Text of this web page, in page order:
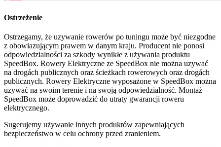
Ostrzeżenie
Ostrzegamy, że uzywanie rowerów po tuningu może być niezgodne
z obowiazującym prawem w danym kraju. Producent nie ponosi
odpowiedzialności za szkody wynikłe z używania produktu
SpeedBox. Rowery Elektryczne ze SpeedBox nie można uzywać
na drogách publicznych oraz ścieżkach rowerowych oraz drogách
publicznych. Rowery Elektryczne wyposażone w SpeedBox można
uzywać na swoim terenie i na swoją odpowiedzialność. Montaż
SpeedBox może doprowadzić do utraty gwarancji roweru
elektrycznego.
Sugerujemy używanie innych produktów zapewniających
bezpieczeństwo w celu ochrony przed zranieniem.